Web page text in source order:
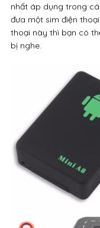
nhất áp dụng trong
đưa một sim điện
thoại này thì bạn có
bị nghe.